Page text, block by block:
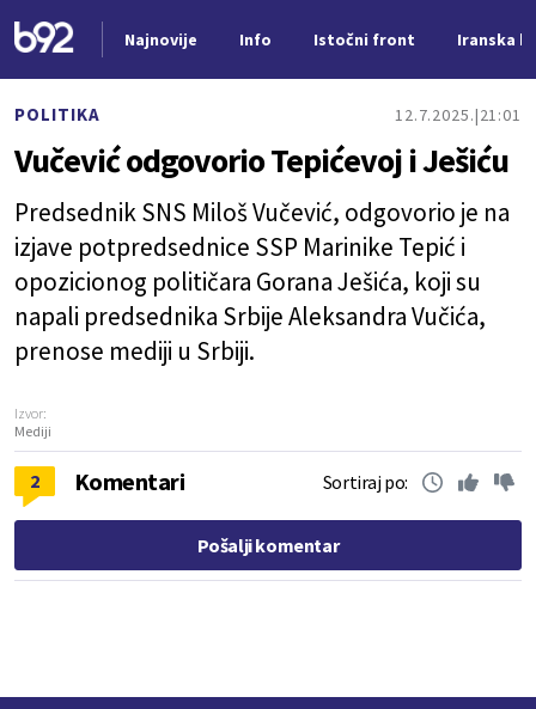
Najnovije Info Istočni front Iranska
POLITIKA 12.7.2025. 21:01
Vučević odgovorio Tepićevoj i Ješiću
Predsednik SNS Miloš Vučević, odgovorio je na
izjave potpredsednice SSP Marinike Tepić i
opozicionog političara Gorana Ješića, koji su
napali predsednika Srbije Aleksandra Vučića,
prenose mediji u Srbiji.
Izvor:
Mediji
2 Komentari Sortiraj po:
Pošalji komentar